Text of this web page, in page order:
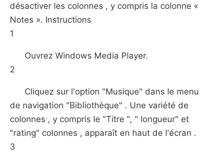
désactiver les colonnes , y compris la colonne «
Notes ». Instructions
1
Ouvrez Windows Media Player.
2
Cliquez sur l'option "Musique" dans le menu
de navigation "Bibliothèque" . Une variété de
colonnes , y compris le "Titre ", " longueur" et
"rating" colonnes , apparaît en haut de l'écran .
3